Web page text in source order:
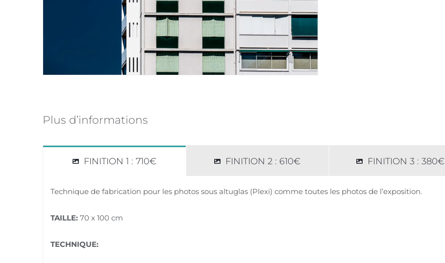
Plus d’informations
FINITION 1 : 710€ FINITION 2 : 610€ FINITION 3 : 380€
Technique de fabrication pour les photos sous altuglas (Plexi) comme toutes les photos de l’exposition.
TAILLE:70 x 100 cm
TECHNIQUE: